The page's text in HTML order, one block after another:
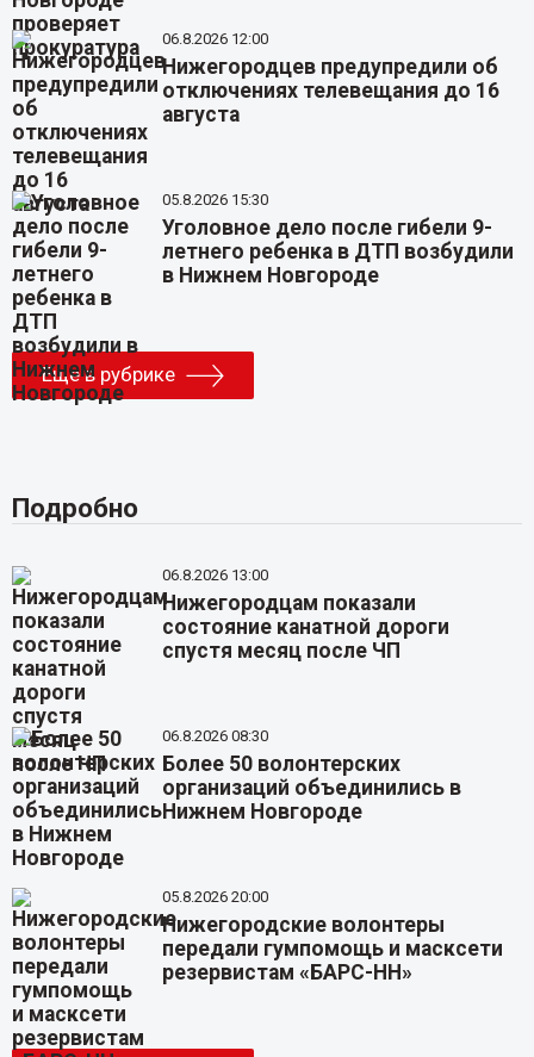
06.8.2026 12:00
Нижегородцев предупредили об
отключениях телевещания до 16
августа
05.8.2026 15:30
Уголовное дело после гибели 9-
летнего ребенка в ДТП возбудили
в Нижнем Новгороде
Еще в рубрике
Подробно
06.8.2026 13:00
Нижегородцам показали
состояние канатной дороги
спустя месяц после ЧП
06.8.2026 08:30
Более 50 волонтерских
организаций объединились в
Нижнем Новгороде
05.8.2026 20:00
Нижегородские волонтеры
передали гумпомощь и масксети
резервистам «БАРС-НН»